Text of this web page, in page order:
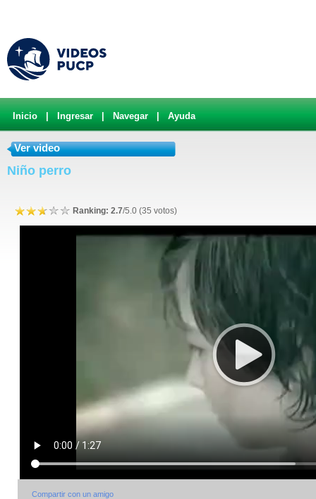
Inicio Ingresar Navegar Ayuda
Ver video
Niño perro
Ranking: 2.7/5.0 (35 votos)
Compartir con un amigo